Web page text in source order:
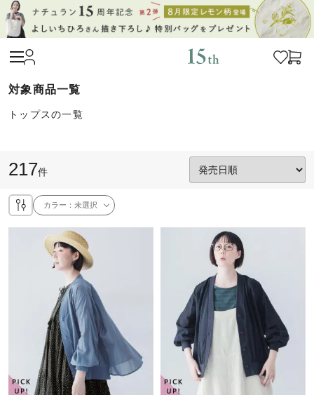
トップスの一覧
217件
カラー：未選択